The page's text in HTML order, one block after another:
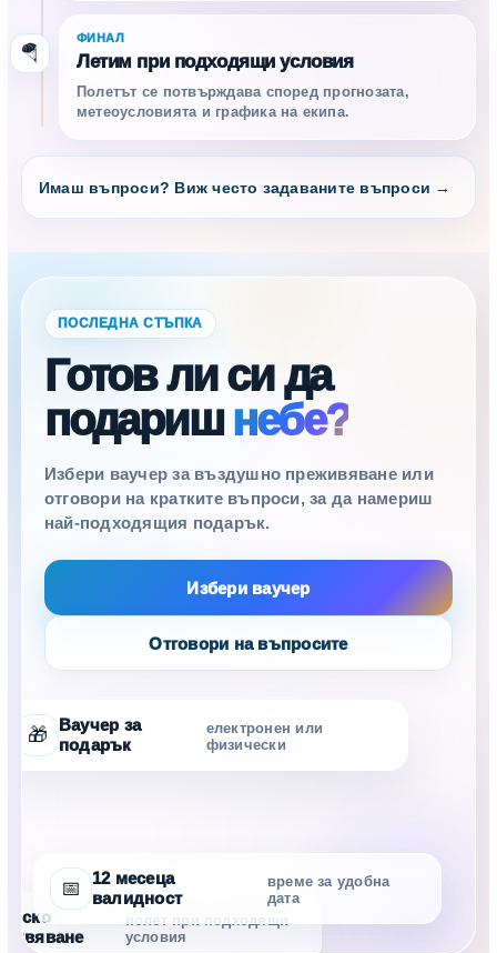
🪂
ФИНАЛ
Летим при подходящи условия
Полетът се потвърждава според прогнозата,
метеоусловията и графика на екипа.
Имаш въпроси? Виж често задаваните въпроси →
ПОСЛЕДНА СТЪПКА
Готов ли си да
подаришнебе?
Избери ваучер за въздушно преживяване или
отговори на кратките въпроси, за да намериш
най-подходящия подарък.
Избери ваучер
Отговори на въпросите
🎁
Ваучер за
подарък
електронен или
физически
условия
📅
12 месеца
валидност
време за удобна
дата